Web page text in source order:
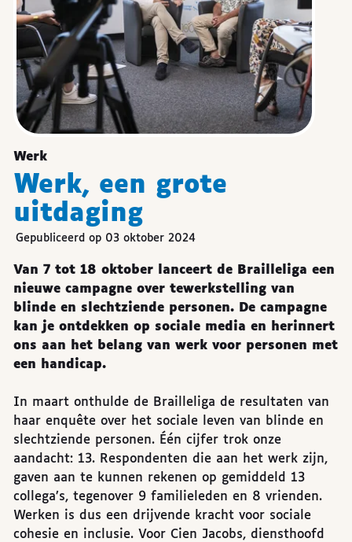
Werk
Werk, een grote
uitdaging
Gepubliceerd op 03 oktober 2024
Van 7 tot 18 oktober lanceert de Brailleliga een
nieuwe campagne over tewerkstelling van
blinde en slechtziende personen. De campagne
kan je ontdekken op sociale media en herinnert
ons aan het belang van werk voor personen met
een handicap.
In maart onthulde de Brailleliga de resultaten van
haar enquête over het sociale leven van blinde en
slechtziende personen. Één cijfer trok onze
aandacht: 13. Respondenten die aan het werk zijn,
gaven aan te kunnen rekenen op gemiddeld 13
collega’s, tegenover 9 familieleden en 8 vrienden.
Werken is dus een drijvende kracht voor sociale
cohesie en inclusie. Voor Cien Jacobs, diensthoofd